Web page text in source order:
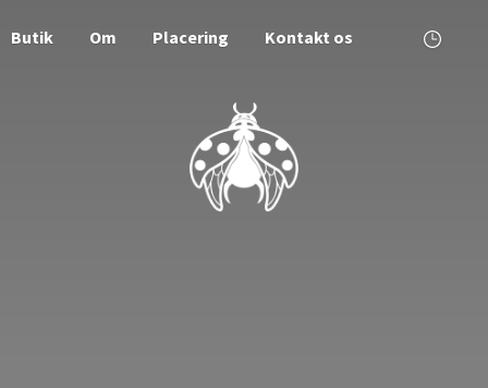
Butik Om Placering Kontakt os